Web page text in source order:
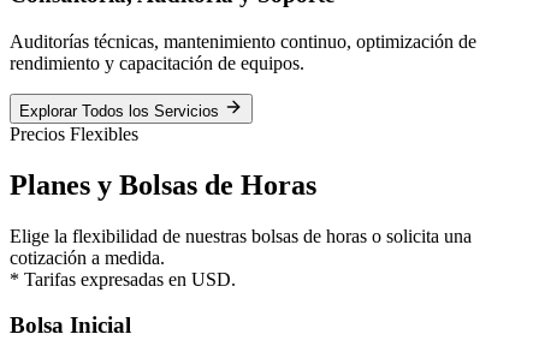
Auditorías técnicas, mantenimiento continuo, optimización de
rendimiento y capacitación de equipos.
Explorar Todos los Servicios
Precios Flexibles
Planes y Bolsas de Horas
Elige la flexibilidad de nuestras bolsas de horas o solicita una
cotización a medida.
* Tarifas expresadas en USD.
Bolsa Inicial